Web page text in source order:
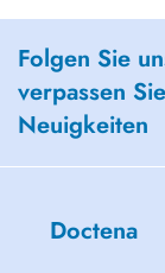
Folgen Sie
verpassen
Neuigkeiten
Doctena